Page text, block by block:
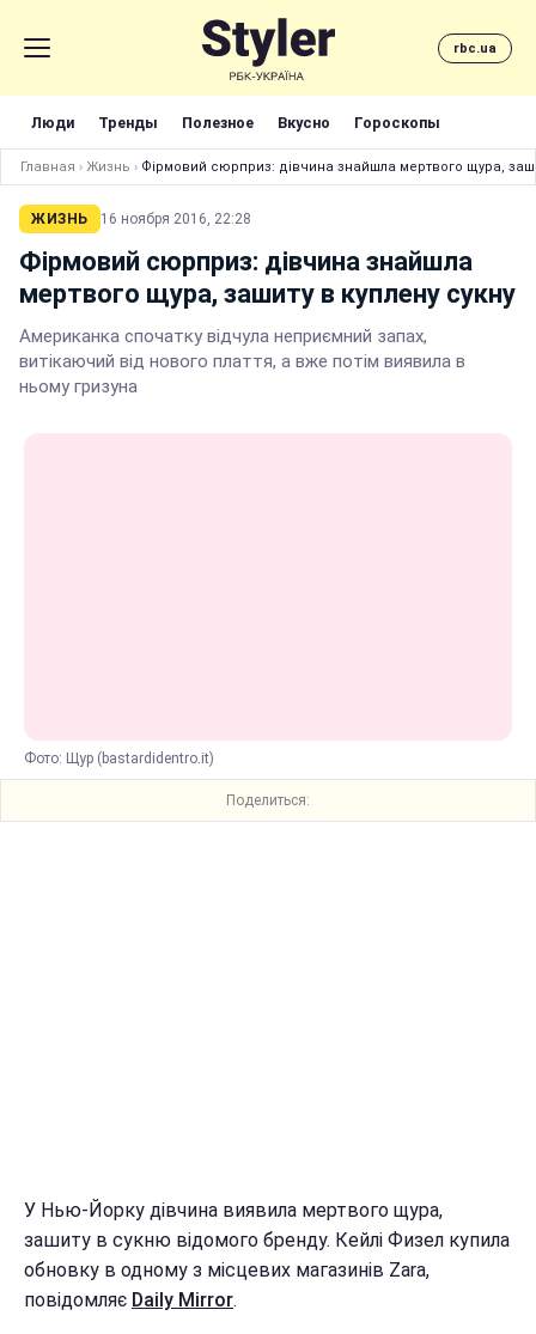
rbc.ua
Люди Тренды Полезное Вкусно Гороскопы
Главная › Жизнь › Фірмовий сюрприз: дівчина знайшла мертвого щура,
ЖИЗНЬ 16 ноября 2016, 22:28
Фірмовий сюрприз: дівчина знайшла
мертвого щура, зашиту в куплену сукну
Американка спочатку відчула неприємний запах,
витікаючий від нового плаття, а вже потім виявила в
ньому гризуна
Фото: Щур (bastardidentro.it)
Поделиться:
У Нью-Йорку дівчина виявила мертвого щура,
зашиту в сукню відомого бренду. Кейлі Физел купила
обновку в одному з місцевих магазинів Zara,
повідомляє Daily Mirror.